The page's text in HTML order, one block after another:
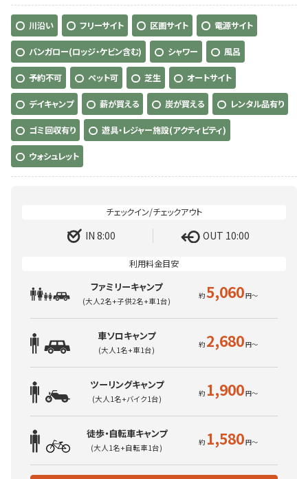
川沿い フリーサイト 区画サイト 電源サイト
バンガロー(ロッジ・ケビン含む) シャワー 風呂
予約不可 ペット可 芝生 オートサイト
デイキャンプ 薪が買える 炭が買える レンタル品有り
ゴミ回収有り 遊具・レジャー施設(アクティビティ)
ウォシュレット
IN 8:00 OUT 10:00
ファミリーキャンプ
(大人2名+子供2名+車1台) 5,060
車ソロキャンプ
(大人1名+車1台) 2,680
ツーリングキャンプ
(大人1名+バイク1台) 1,900
徒歩・自転車キャンプ
(大人1名+自転車1台) 1,580